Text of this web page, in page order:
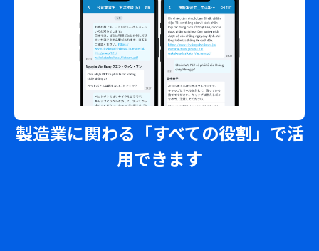
製造業に関わる「すべての役割」で活
用できます